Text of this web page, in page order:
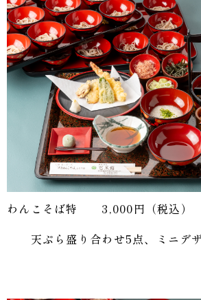
わんこそば特 3,000円（税込）
天ぷら盛り合わせ5点、ミニデ